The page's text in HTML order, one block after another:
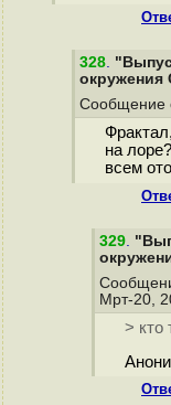
328.
окружения
Сообщение
на
всем
329.
Мрт-20,
> кто